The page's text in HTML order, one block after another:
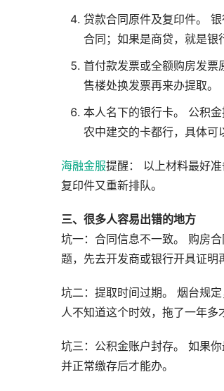
贷款合同原件及复印件。
合同；如果是商贷，就是银
首付款发票或全额购房发票
售楼处换发票再来办提取。
本人名下的银行卡。 公积
农中建交的卡都行，具体可
海融金服提醒： 以上材料最好
复印件又重新排队。
三、很多人容易出错的地方
坑一：合同信息不一致。 购房
题，先去开发商或银行开具证明
坑二：提取时间过期。 烟台规
人不知道这个时效，拖了一年多
坑三：公积金账户封存。 如果
并正常缴存后才能办。